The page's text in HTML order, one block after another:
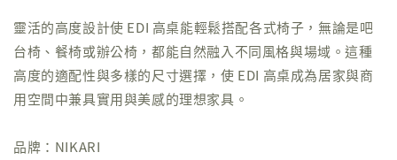
靈活的高度設計使 EDI 高桌能輕鬆搭配各式椅子，無論是吧
台椅、餐椅或辦公椅，都能自然融入不同風格與場域。這種
高度的適配性與多樣的尺寸選擇，使 EDI 高桌成為居家與商
用空間中兼具實用與美感的理想家具。
品牌：NIKARI